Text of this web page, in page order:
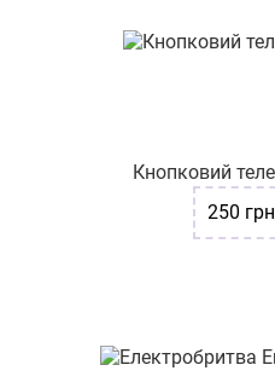
Кнопковий
250 грн